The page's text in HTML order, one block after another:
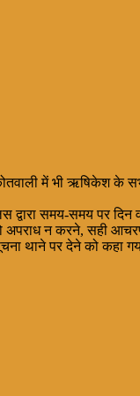
में भी ऋषिकेश के
समय-समय पर दिन
को अपराध न करने,
थाने पर देने को कहा